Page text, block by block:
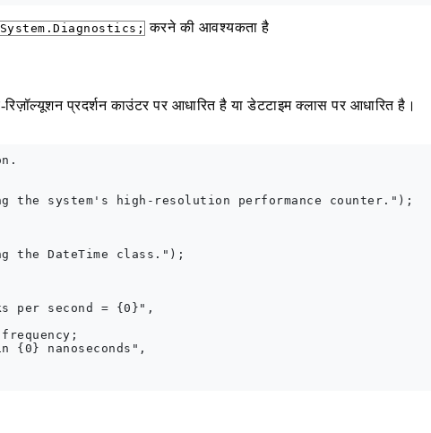
करने की आवश्यकता है
प्रदर्शन काउंटर पर आधारित है या डेटटाइम क्लास पर आधारित है।
the system's high-resolution performance counter.");
the DateTime class.");
per second = {0}",
{0} nanoseconds",